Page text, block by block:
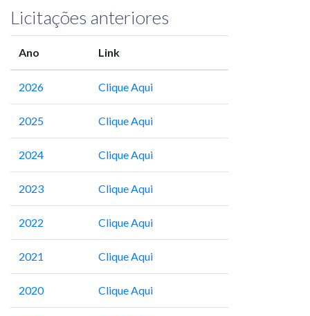
Licitações anteriores
Ano Link
2026 Clique Aqui
2025 Clique Aqui
2024 Clique Aqui
2023 Clique Aqui
2022 Clique Aqui
2021 Clique Aqui
2020 Clique Aqui